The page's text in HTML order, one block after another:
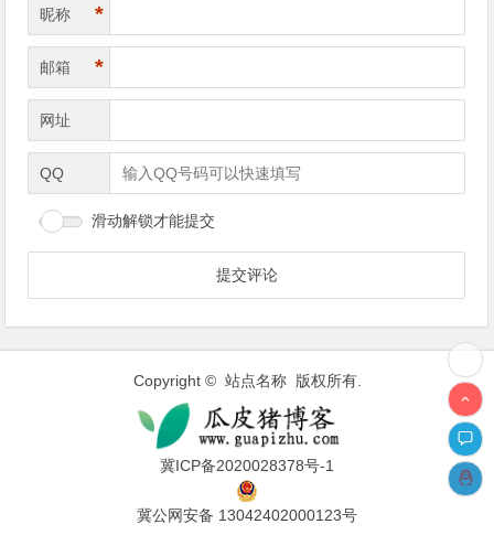
昵称 *
邮箱 *
网址
QQ
滑动解锁才能提交
Copyright © 站点名称 版权所有.
冀ICP备2020028378号-1
冀公网安备 13042402000123号